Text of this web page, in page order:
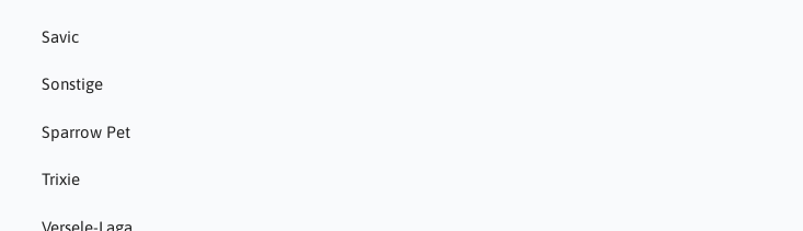
Savic
Sonstige
Sparrow Pet
Trixie
Versele-Laga